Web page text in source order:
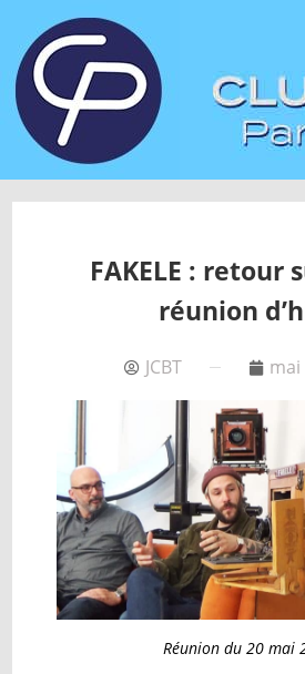
FAKELE : retour
réunion
JCBT mai
Réunion du 20 mai